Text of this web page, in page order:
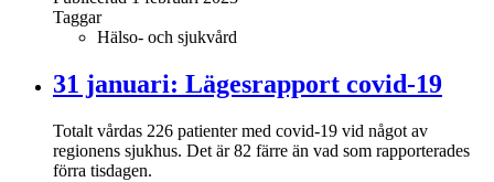
Taggar
Hälso- och sjukvård
31 januari: Lägesrapport covid-19
Totalt vårdas 226 patienter med covid-19 vid något av
regionens sjukhus. Det är 82 färre än vad som rapporterades
förra tisdagen.